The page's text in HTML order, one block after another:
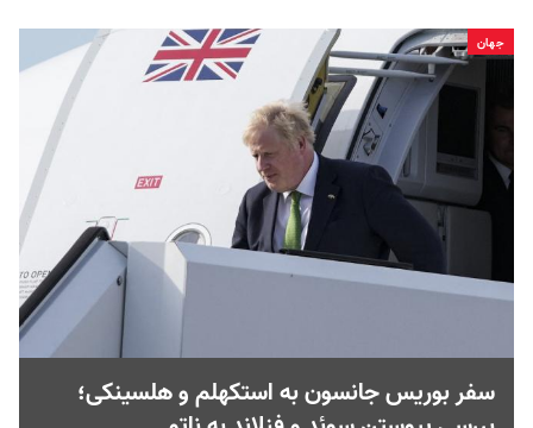
جهان
سفر بوریس جانسون به استکهلم و هلسینکی؛